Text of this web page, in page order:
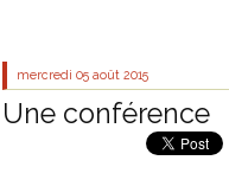
mercredi 05 août 2015
Une conférence